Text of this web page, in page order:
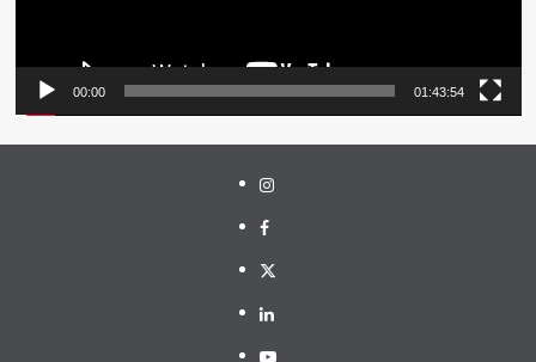
00:00 01:43:54
Instagram
Facebook
Twitter
Linkedin
Youtube